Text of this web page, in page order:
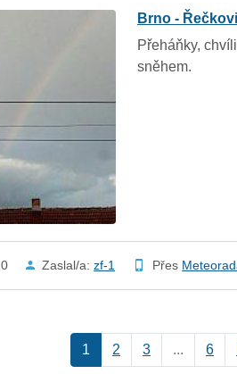
Brno -
Přeháňky,
sněhem.
Zaslal/a:zf-1 Přes
1 2 3 ... 6